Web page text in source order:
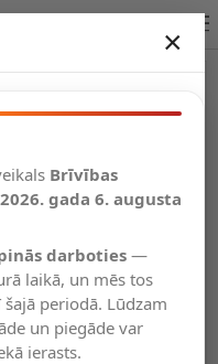
×
Brīvības
gada 6. augusta
darboties—
laikā, un mēs tos
periodā. Lūdzam
un piegāde var
ierasts.